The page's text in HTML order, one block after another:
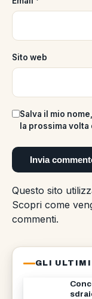
Sito web
Salva il mio
la prossima
Questo sito
Scopri come
commenti.
GLI ULTIMI